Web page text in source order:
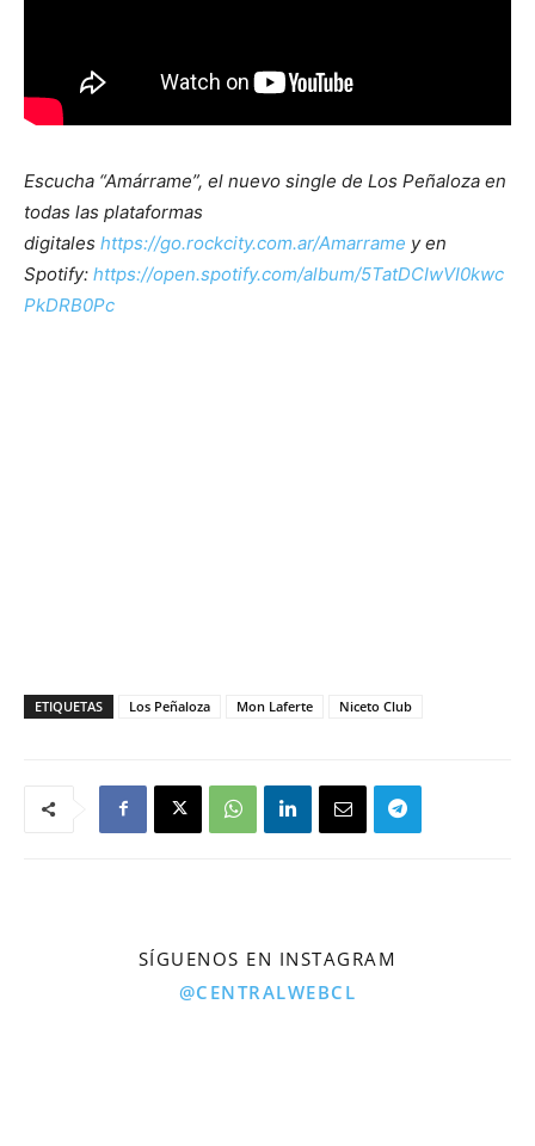
Escucha “Amárrame”, el nuevo single de Los Peñaloza en
todas las plataformas
digitales https://go.rockcity.com.ar/Amarrame y en
Spotify: https://open.spotify.com/album/5TatDCIwVI0kwc
PkDRB0Pc
ETIQUETAS Los Peñaloza Mon Laferte Niceto Club
SÍGUENOS EN INSTAGRAM
@CENTRALWEBCL